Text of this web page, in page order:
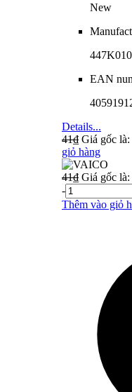
New
EAN
Details...
41₫ Giá gốc là:
giỏ hàng
41₫ Giá gốc là:
-
Thêm vào giỏ